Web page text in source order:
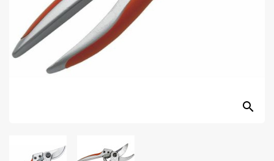
search